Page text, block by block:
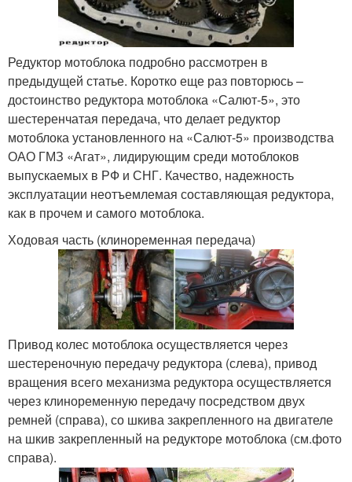
Редуктор мотоблока подробно рассмотрен в
предыдущей статье. Коротко еще раз повторюсь –
достоинство редуктора мотоблока «Салют-5», это
шестеренчатая передача, что делает редуктор
мотоблока установленного на «Салют-5» производства
ОАО ГМЗ «Агат», лидирующим среди мотоблоков
выпускаемых в РФ и СНГ. Качество, надежность
эксплуатации неотъемлемая составляющая редуктора,
как в прочем и самого мотоблока.
Ходовая часть (клиноременная передача)
Привод колес мотоблока осуществляется через
шестереночную передачу редуктора (слева), привод
вращения всего механизма редуктора осуществляется
через клиноременную передачу посредством двух
ремней (справа), со шкива закрепленного на двигателе
на шкив закрепленный на редукторе мотоблока (см.фото
справа).